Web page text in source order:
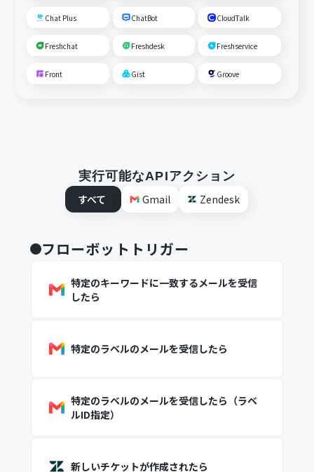
Chat Plus ChatBot CloudTalk
Freshchat Freshdesk Freshservice
Front Gist Groove
実行可能なAPIアクション
すべて
Gmail Zendesk
フローボットトリガー
特定のキーワードに一致するメールを受信
したら
特定のラベルのメールを受信したら
特定のラベルのメールを受信したら（ラベ
ルID指定）
新しいチケットが作成されたら